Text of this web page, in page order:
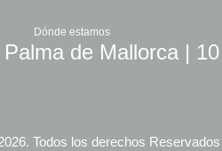
Dónde estamos
de Mallorca |
Todos los derechos Reservados